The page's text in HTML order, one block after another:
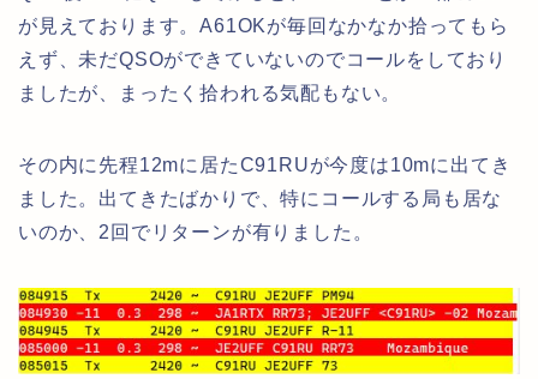
が見えております。A61OKが毎回なかなか拾ってもら
えず、未だQSOができていないのでコールをしており
ましたが、まったく拾われる気配もない。
その内に先程12mに居たC91RUが今度は10mに出てき
ました。出てきたばかりで、特にコールする局も居な
いのか、2回でリターンが有りました。